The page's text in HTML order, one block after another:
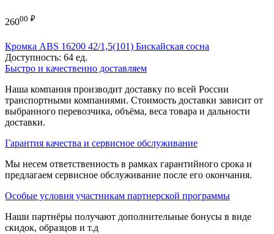
26000 ₽
Кромка ABS 16200 42/1,5(101) Бискайская сосна
Доступность: 64 ед.
Быстро и качественно доставляем
Наша компания производит доставку по всей России
транспортными компаниями. Стоимость доставки зависит от
выбранного перевозчика, объёма, веса товара и дальности
доставки.
Гарантия качества и сервисное обслуживание
Мы несем ответственность в рамках гарантийного срока и
предлагаем сервисное обслуживание после его окончания.
Особые условия участникам партнерской программы
Наши партнёры получают дополнительные бонусы в виде
скидок, образцов и т.д